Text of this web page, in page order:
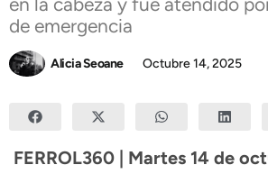
de emergencia
Alicia Seoane Octubre 14, 2025
FERROL360 | Martes 14 de